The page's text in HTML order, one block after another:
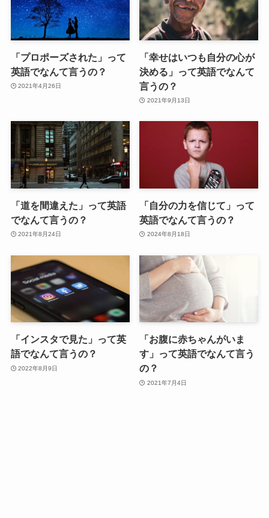
「プロポーズされた」って
英語でなんて言うの？
2021年4月26日
「幸せはいつも自分の心が
決める」って英語でなんて
言うの？
2021年9月13日
「道を間違えた」って英語
でなんて言うの？
2021年8月24日
「自分の力を信じて」って
英語でなんて言うの？
2024年8月18日
「インスタで見た」って英
語でなんて言うの？
2022年8月9日
「お腹に赤ちゃんがいま
す」って英語でなんて言う
の？
2021年7月4日